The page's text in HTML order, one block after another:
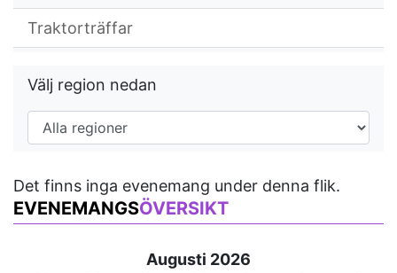
Traktorträffar
Välj region nedan
Det finns inga evenemang under denna flik.
EVENEMANGSÖVERSIKT
Augusti 2026